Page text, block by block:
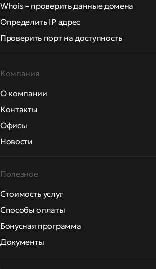
Whois – проверить данные домена
Определить IP адрес
Проверить порт на доступность
Компания
О компании
Контакты
Офисы
Новости
Полезное
Стоимость услуг
Способы оплаты
Бонусная программа
Документы